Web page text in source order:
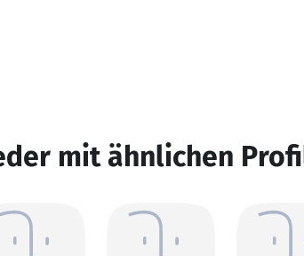
mit ähnlichen